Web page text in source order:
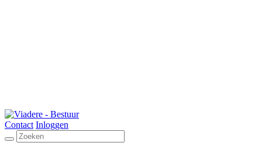
Contact Inloggen